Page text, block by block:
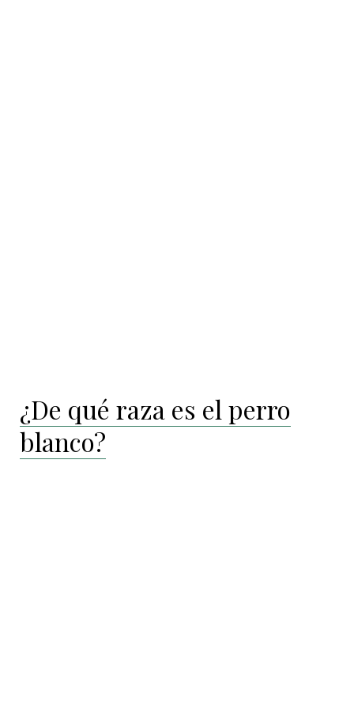
¿De qué raza es el perro
blanco?